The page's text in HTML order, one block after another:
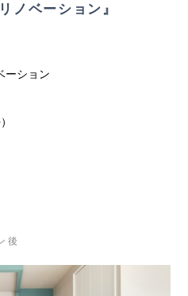
ノベーション』
ーション
後